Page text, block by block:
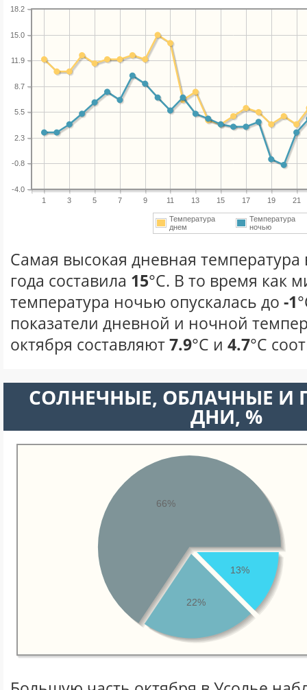
1 3 5 7 9 11 13 15 17 19 21
-4.0
-0.8
2.3
5.5
8.7
11.9
15.0
18.2
Температура
днем
Температура
ночью
Самая высокая дневная температура
года составила 15°С. В то время как
температура ночью опускалась до -1
показатели дневной и ночной
октября составляют7.9°С и 4.7°С
CОЛНЕЧНЫЕ, ОБЛАЧНЫЕ И
ДНИ, %
13%
22%
66%